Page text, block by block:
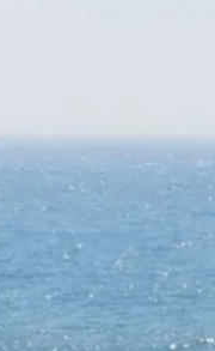
da Costa - "fácil"